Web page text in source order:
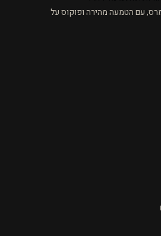
עם הטמעה מהירה ופוקוס על